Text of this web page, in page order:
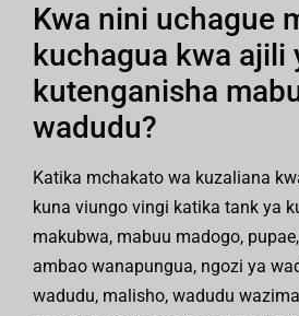
Kwa nini uchague
kuchagua kwa ajili
kutenganisha
wadudu?
Katika mchakato wa kuzaliana
kuna viungo vingi katika tank ya
makubwa, mabuu madogo,
ambao wanapungua, ngozi ya
wadudu, malisho, wadudu